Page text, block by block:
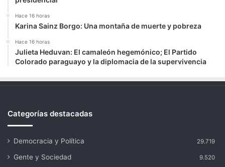
Hace 16 horas
Karina Sainz Borgo: Una montaña de muerte y pobreza
Hace 16 horas
Julieta Heduvan: El camaleón hegemónico; El Partido
Colorado paraguayo y la diplomacia de la supervivencia
Categorías destacadas
Democracia y Política 29.719
Gente y Sociedad 9.520